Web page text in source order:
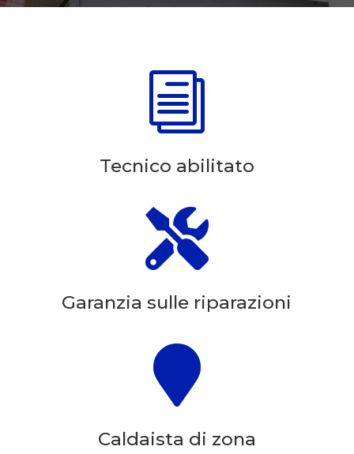
i
Tecnico abilitato

Garanzia sulle riparazioni

Caldaista di zona